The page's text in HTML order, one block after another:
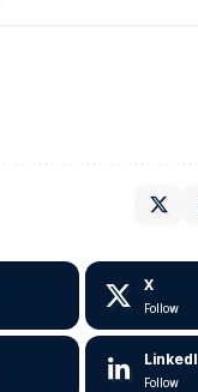
X
Follow
Follow